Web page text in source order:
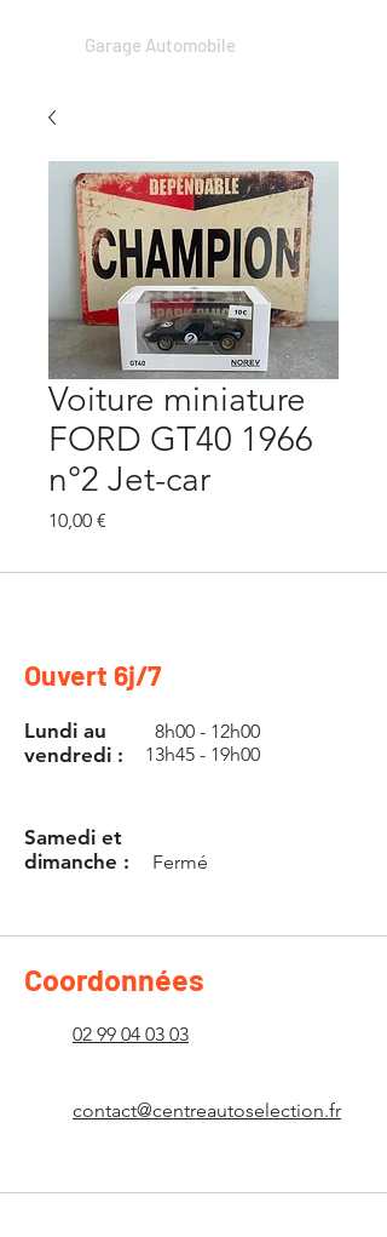
Garage Automobile
Voiture miniature
FORD GT40 1966
n°2 Jet-car
10,00 €
Ouvert 6j/7
Lundi au
vendredi :
8h00 - 12h00
13h45 - 19h00
Samedi et
dimanche :
Fermé
Coordonnées
02 99 04 03 03
contact@centreautoselection.fr